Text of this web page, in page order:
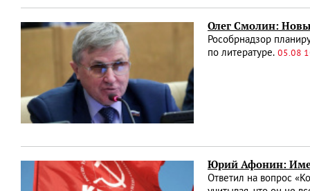
Олег Смолин:
Рособрнадзор
по литературе. 05.08
Юрий Афонин:
Ответил на вопрос